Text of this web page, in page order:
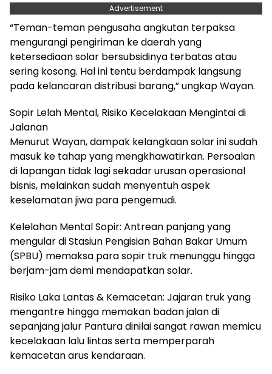
Advertisement
“Teman-teman pengusaha angkutan terpaksa
mengurangi pengiriman ke daerah yang
ketersediaan solar bersubsidinya terbatas atau
sering kosong. Hal ini tentu berdampak langsung
pada kelancaran distribusi barang,” ungkap Wayan.
Sopir Lelah Mental, Risiko Kecelakaan Mengintai di
Jalanan
Menurut Wayan, dampak kelangkaan solar ini sudah
masuk ke tahap yang mengkhawatirkan. Persoalan
di lapangan tidak lagi sekadar urusan operasional
bisnis, melainkan sudah menyentuh aspek
keselamatan jiwa para pengemudi.
Kelelahan Mental Sopir: Antrean panjang yang
mengular di Stasiun Pengisian Bahan Bakar Umum
(SPBU) memaksa para sopir truk menunggu hingga
berjam-jam demi mendapatkan solar.
Risiko Laka Lantas & Kemacetan: Jajaran truk yang
mengantre hingga memakan badan jalan di
sepanjang jalur Pantura dinilai sangat rawan memicu
kecelakaan lalu lintas serta memperparah
kemacetan arus kendaraan.